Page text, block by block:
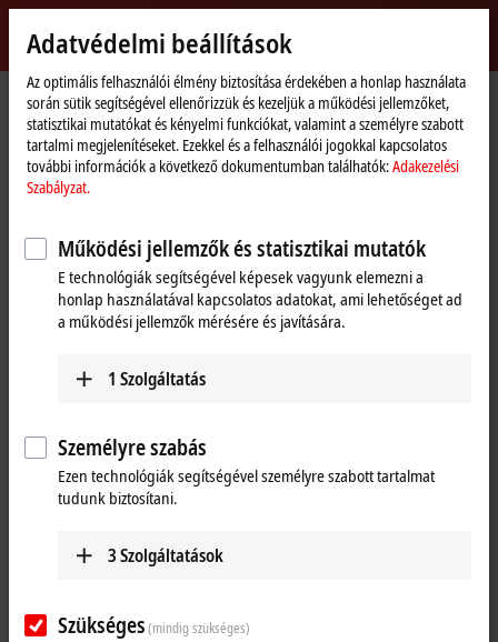
Beckhoff
-
New
Automation
Technology
KezdőlapVállalati információk Hírek The XTS linear transport system
adatkezelési beállítások; a Video-ból származó külső tartalmat ekkor
tölti be a rendszer. További részletek itt találhatók:Adakezelési
Szabályzat.
Jun 3, 2021
The XTS linear transport system
The XTS linear transport system
possibilities.
Adatvédelmi beállítások
Az optimális felhasználói élmény biztosítása érdekében a honlap használata
során sütik segítségével ellenőrizzük és kezeljük a működési jellemzőket,
statisztikai mutatókat és kényelmi funkciókat, valamint a személyre szabott
tartalmi megjelenítéseket. Ezekkel és a felhasználói jogokkal kapcsolatos
további információk a következő dokumentumban találhatók:Adakezelési
Szabályzat.
Működési jellemzők és statisztikai mutatók
E technológiák segítségével képesek vagyunk elemezni a
honlap használatával kapcsolatos adatokat, ami lehetőséget ad
a működési jellemzők mérésére és javítására.
1 Szolgáltatás
Személyre szabás
Ezen technológiák segítségével személyre szabott tartalmat
tudunk biztosítani.
3Szolgáltatások
Szükséges(mindig szükséges)